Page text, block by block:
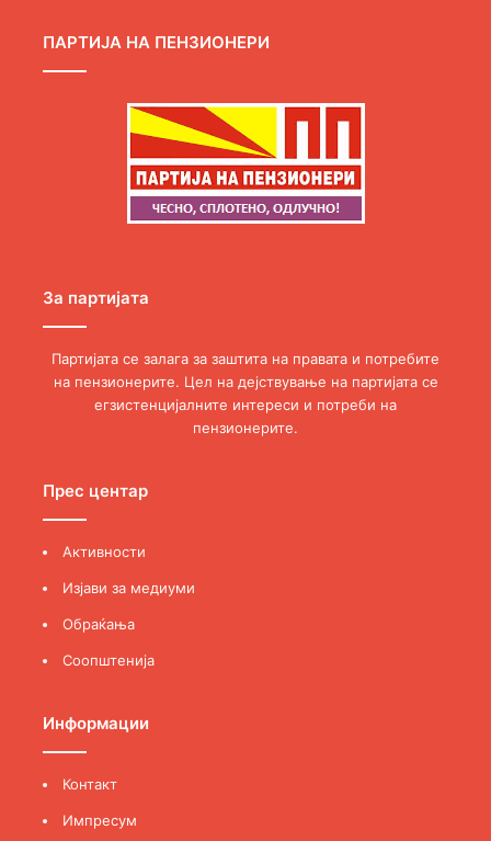
ПАРТИЈА НА ПЕНЗИОНЕРИ
За партијата
Партијата се залага за заштита на правата и потребите
на пензионерите. Цел на дејствување на партијата се
егзистенцијалните интереси и потреби на
пензионерите.
Прес центар
Активности
Изјави за медиуми
Обраќања
Соопштенија
Информации
Контакт
Импресум